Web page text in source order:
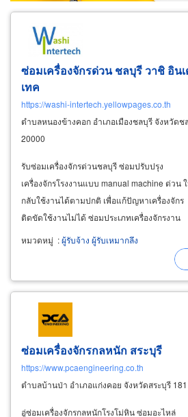
ซ่อมเครื่องจักรด่วน ชลบุรี วาชิ อิน
เทค
https://washi-intertech.yellowpages.co.th
ตำบลหนองข้างคอก อำเภอเมืองชลบุรี จังหวัดช
20000
รับซ่อมเครื่องจักรด่วนชลบุรี ซ่อมปรับปรุง
เครื่องจักรโรงงานแบบ manual machine ด่วน
กลับใช้งานได้ตามปกติ เพื่อแก้ปัญหาเครื่องจักร
ติดขัดใช้งานไม่ได้ ซ่อมประเภทเครื่องจักรงาน
โลหะ ซ่อมเครื่องจักรงานไม้ ซ่อมเครื่องจักรงาน
อุตสาหกรรมยานยนต์ ซ่อมอุตสาหกรรมอาหาร
หมวดหมู่ :ผู้รับจ้าง ผู้รับเหมากลึง
ซ่อมเครื่องจักรกลหนัก สระบุรี
https://www.pcaengineering.co.th
ตำบลบ้านป่า อำเภอแก่งคอย จังหวัดสระบุรี
อู่ซ่อมเครื่องจักรกลหนักโรงโม่หิน ซ่อมอะไหล่